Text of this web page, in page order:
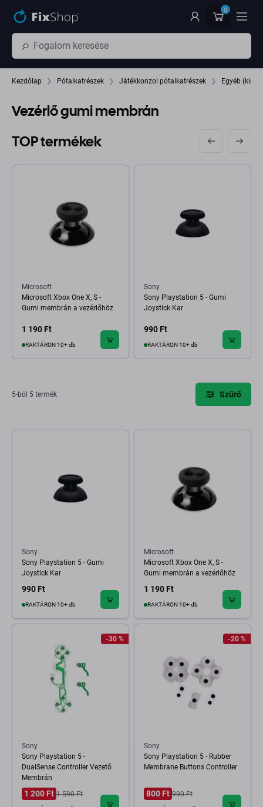
0
Kezdőlap Pótalkatrészek Játékkonzol pótalkatrészek Egyéb (kis)
Vezérlő gumi membrán
TOP termékek
Microsoft
Microsoft Xbox One X, S -
Gumi membrán a vezérlőhöz
1 190 Ft
RAKTÁRON 10+ db
Sony
Sony Playstation 5 - Gumi
Joystick Kar
990 Ft
RAKTÁRON 10+ db
5-ból 5 termék Szűrő
Sony
Sony Playstation 5 - Gumi
Joystick Kar
990 Ft
RAKTÁRON 10+ db
Microsoft
Microsoft Xbox One X, S -
Gumi membrán a vezérlőhöz
1 190 Ft
RAKTÁRON 10+ db
-30 %
Sony
Sony Playstation 5 -
DualSense Controller Vezető
Membrán
1 200 Ft 1 590 Ft
-20 %
Sony
Sony Playstation 5 - Rubber
Membrane Buttons Controller
800 Ft 990 Ft